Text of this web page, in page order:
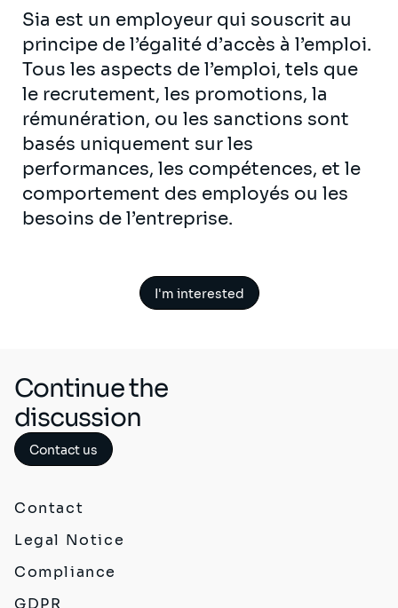
Sia est un employeur qui souscrit au
principe de l’égalité d’accès à l’emploi.
Tous les aspects de l’emploi, tels que
le recrutement, les promotions, la
rémunération, ou les sanctions sont
basés uniquement sur les
performances, les compétences, et le
comportement des employés ou les
besoins de l’entreprise.
I'm interested
Continue the
discussion
Contact us
Contact
Legal Notice
Compliance
GDPR